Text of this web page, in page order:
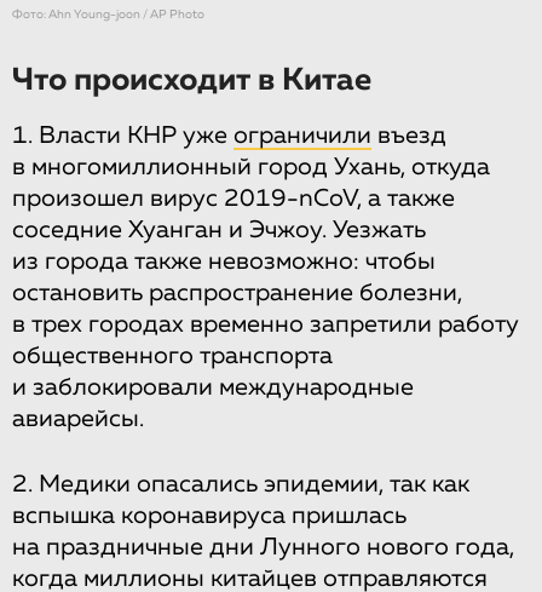
Фото: Ahn Young-joon / AP Photo
Что происходит в Китае
1. Власти КНР уже ограничили въезд
в многомиллионный город Ухань, откуда
произошел вирус 2019-nCoV, а также
соседние Хуанган и Эчжоу. Уезжать
из города также невозможно: чтобы
остановить распространение болезни,
в трех городах временно запретили работу
общественного транспорта
и заблокировали международные
авиарейсы.
2. Медики опасались эпидемии, так как
вспышка коронавируса пришлась
на праздничные дни Лунного нового года,
когда миллионы китайцев отправляются